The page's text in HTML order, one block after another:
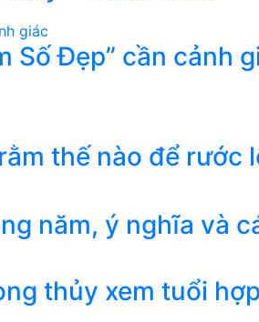
Số Đẹp” cần cảnh
thế nào để rước
năm, ý nghĩa và
thủy xem tuổi